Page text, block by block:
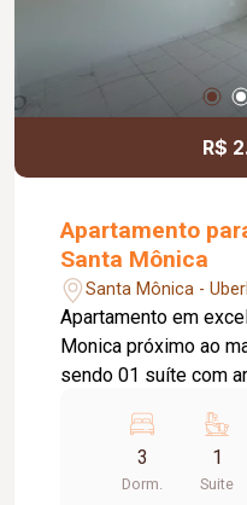
R$
Apartamento
Santa Mônica
Santa Mônica -
Apartamento em
Monica próximo ao
sendo 01 suíte com
estar com sacada,
armários, área de
de garagem.
3
Dorm.
1
Suite